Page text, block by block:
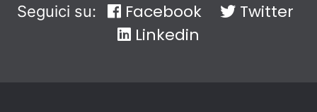
Seguici su: Facebook
Twitter
Linkedin